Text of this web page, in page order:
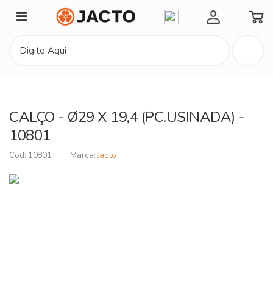
Minha Conta
CALÇO - Ø29 X 19,4 (PC.USINADA) -
10801
10801 Jacto